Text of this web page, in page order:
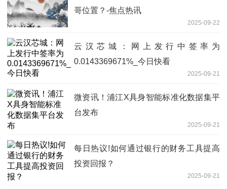
哥位置？-焦点热讯
2025-09-22
云汉芯城：网上发行中签率为
0.0143369671%_今日快看
2025-09-21
微资讯！浦江X具身智能标准化数据集平
台发布
2025-09-21
每日热议!如何通过银行的财务工具提高
投资回报？
2025-09-21